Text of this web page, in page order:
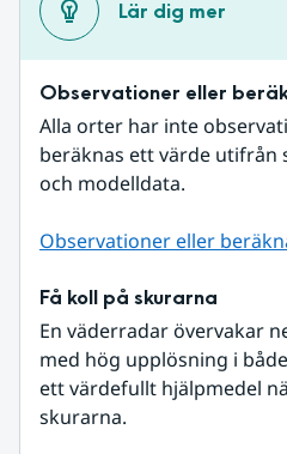
Lär dig mer
Observationer eller
Alla orter har inte
beräknas ett värde utifrån
och modelldata.
Observationer eller
Få koll på skurarna
En väderradar övervakar
med hög upplösning i
ett värdefullt hjälpmedel
skurarna.